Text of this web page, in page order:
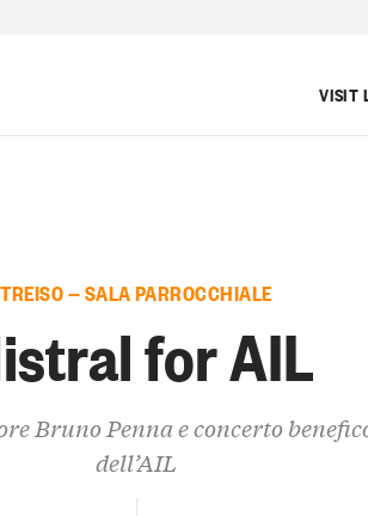
VISIT
TREISO — SALA PARROCCHIALE
for AIL
Bruno Penna e concerto
dell’AIL